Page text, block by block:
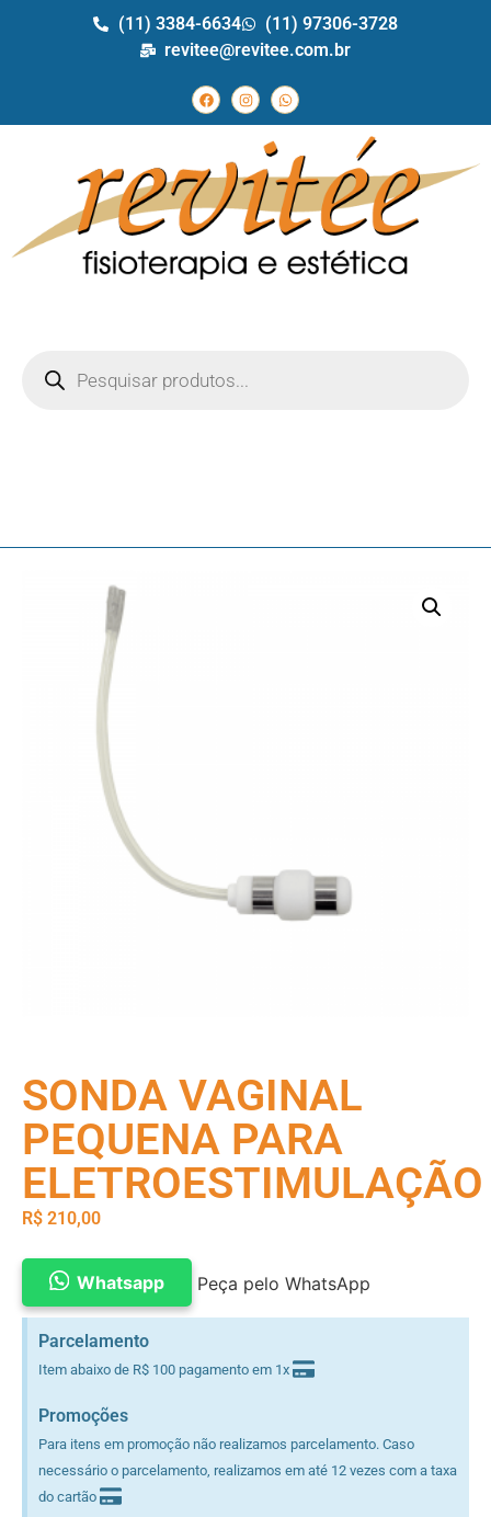
(11) 3384-6634
(11) 97306-3728
revitee@revitee.com.br
SONDA VAGINAL
PEQUENA PARA
ELETROESTIMULAÇÃO
R$ 210,00
Whatsapp Peça pelo WhatsApp
Parcelamento
Item abaixo de R$ 100 pagamento em 1x
Promoções
Para itens em promoção não realizamos parcelamento. Caso
necessário o parcelamento, realizamos em até 12 vezes com a taxa
do cartão